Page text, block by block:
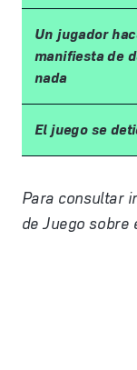
Un jugador
manifiesta de
nada
El juego se
Para consultar
de Juego